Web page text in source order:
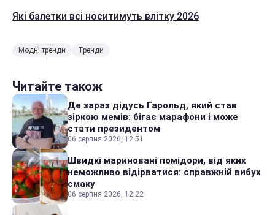
Які балетки всі носитимуть влітку 2026
Модні тренди Тренди
Читайте також
Де зараз дідусь Гарольд, який став
зіркою мемів: бігає марафони і може
стати президентом
06 серпня 2026, 12:51
Швидкі мариновані помідори, від яких
неможливо відірватися: справжній вибух
смаку
06 серпня 2026, 12:22